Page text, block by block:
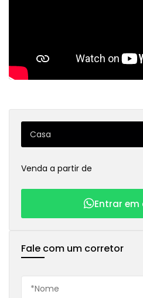
Casa
Venda a partir de
Entrar
Fale com um corretor